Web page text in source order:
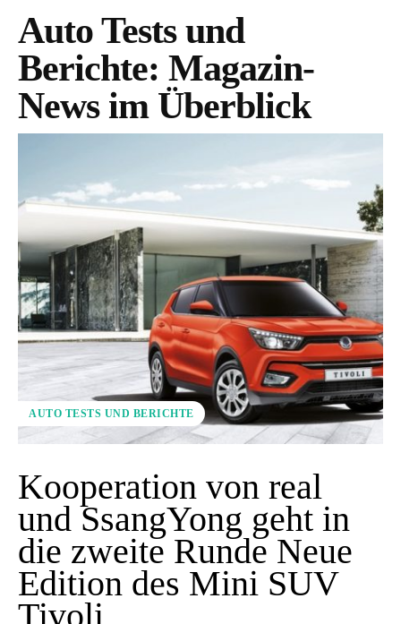
Auto Tests und
Berichte: Magazin-
News im Überblick
AUTO TESTS UND BERICHTE
Kooperation von real
und SsangYong geht in
die zweite Runde Neue
Edition des Mini SUV
Tivoli